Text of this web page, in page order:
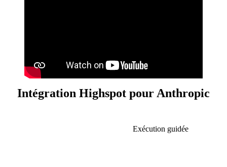
Intégration Highspot pour Anthropic
Exécution guidée